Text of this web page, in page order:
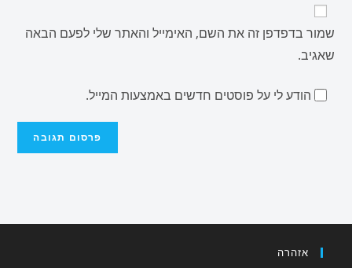
שמור בדפדפן זה את השם, האימייל והאתר שלי לפעם הבאה
שאגיב.
הודע לי על פוסטים חדשים באמצעות המייל.
אזהרה